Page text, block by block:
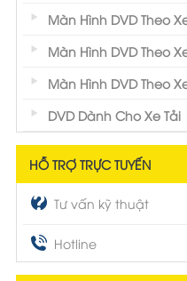
Màn Hình DVD Theo
Màn Hình DVD Theo
Màn Hình DVD Theo
DVD Dành Cho Xe Tải
HỖ TRỢ TRỰC TUYẾN
Tư vấn kỹ thuật
Hotline